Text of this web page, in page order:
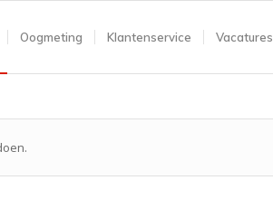
Oogmeting Klantenservice Vacatures